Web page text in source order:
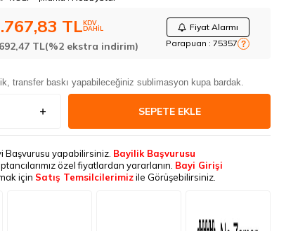
TLKDV
DAHİL
Fiyat Alarmı
Parapuan :75357 ?
TL(%2 ekstra indirim)
transfer baskı yapabileceğiniz sublimasyon kupa bardak.
SEPETE EKLE
Başvurusu yapabilirsiniz. Bayilik Başvurusu
özel fiyatlardan yararlanın. Bayi Girişi
için Satış Temsilcilerimizile Görüşebilirsiniz.